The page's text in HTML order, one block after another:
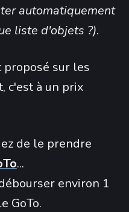
automatiquement
liste d'objets ?).
sur les
c'est à un prix
de le prendre
...
environ 1
GoTo.